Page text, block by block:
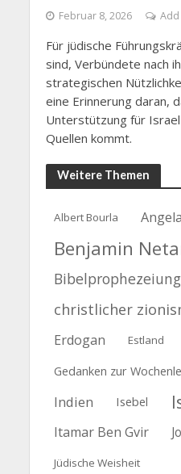
Februar 8, 2026
Für jüdische
sind, Verbündete nach
strategischen
eine Erinnerung daran,
Unterstützung für
Quellen kommt.
Weitere Themen
Albert Bourla
Benjamin
Bibelprophezeiung
christlicher
Erdogan Estland
Gedanken zur
Indien Isebel
Itamar Ben Gvir
Jüdische Weisheit